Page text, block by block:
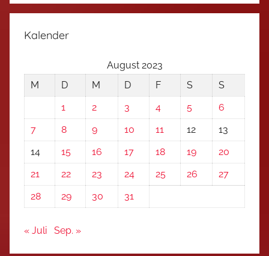
Kalender
August 2023
M
D M D F S
S
1
2 3 4 5
6
7
8 9 10 11 12
13
14
15 16 17 18 19
20
21
22 23 24 25 26
27
28
29 30 31
« Juli Sep. »